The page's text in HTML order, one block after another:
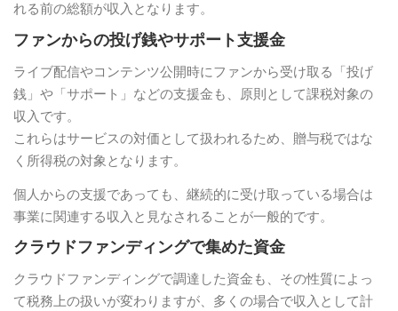
れる前の総額が収入となります。
ファンからの投げ銭やサポート支援金
ライブ配信やコンテンツ公開時にファンから受け取る「投げ
銭」や「サポート」などの支援金も、原則として課税対象の
収入です。
これらはサービスの対価として扱われるため、贈与税ではな
く所得税の対象となります。
個人からの支援であっても、継続的に受け取っている場合は
事業に関連する収入と見なされることが一般的です。
クラウドファンディングで集めた資金
クラウドファンディングで調達した資金も、その性質によっ
て税務上の扱いが変わりますが、多くの場合で収入として計